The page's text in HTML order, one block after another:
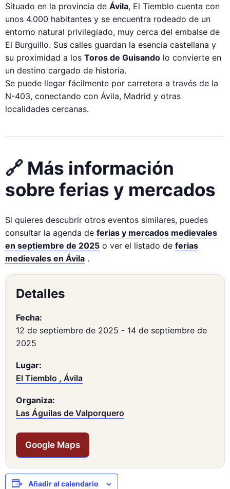
Situado en la provincia de Ávila, El Tiemblo cuenta con
unos 4.000 habitantes y se encuentra rodeado de un
entorno natural privilegiado, muy cerca del embalse de
El Burguillo. Sus calles guardan la esencia castellana y
su proximidad a los Toros de Guisando lo convierte en
un destino cargado de historia.
Se puede llegar fácilmente por carretera a través de la
N-403, conectando con Ávila, Madrid y otras
localidades cercanas.
🔗 Más información
sobre ferias y mercados
Si quieres descubrir otros eventos similares, puedes
consultar la agenda de ferias y mercados medievales
en septiembre de 2025 o ver el listado de ferias
medievales en Ávila .
Detalles
Fecha:
12 de septiembre de 2025 - 14 de septiembre de
2025
Lugar:
El Tiemblo , Ávila
Organiza:
Las Águilas de Valporquero
Google Maps
Añadir al calendario